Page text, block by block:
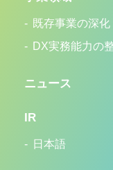
既存事業の深化
DX実務能力の
ニュース
IR
日本語